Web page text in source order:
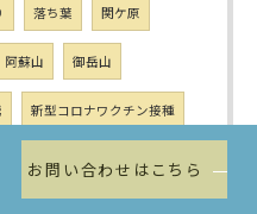
落ち葉 関ケ原
阿蘇山 御岳山
新型コロナワクチン接種
おじいちゃんのお手伝い
お問い合わせはこちら